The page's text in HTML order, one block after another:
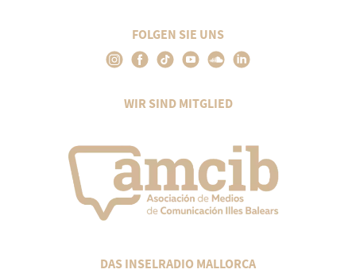
FOLGEN SIE UNS
WIR SIND MITGLIED
DAS INSELRADIO MALLORCA